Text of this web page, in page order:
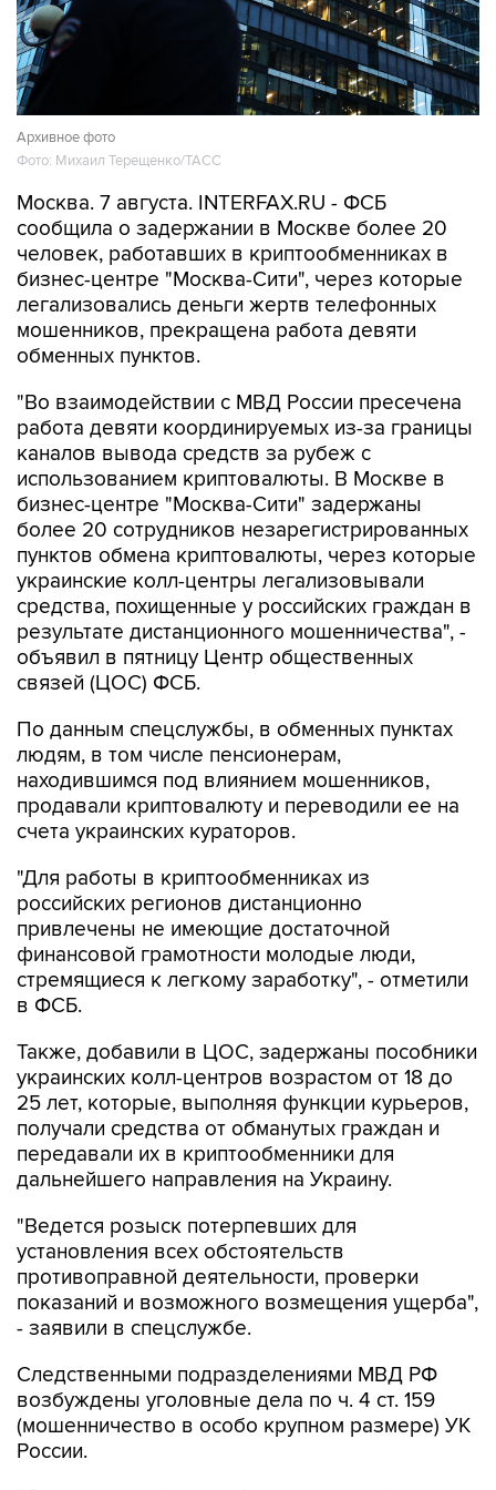
Архивное фото
Фото: Михаил Терещенко/ТАСС
Москва. 7 августа. INTERFAX.RU - ФСБ
сообщила о задержании в Москве более 20
человек, работавших в криптообменниках в
бизнес-центре "Москва-Сити", через которые
легализовались деньги жертв телефонных
мошенников, прекращена работа девяти
обменных пунктов.
"Во взаимодействии с МВД России пресечена
работа девяти координируемых из-за границы
каналов вывода средств за рубеж с
использованием криптовалюты. В Москве в
бизнес-центре "Москва-Сити" задержаны
более 20 сотрудников незарегистрированных
пунктов обмена криптовалюты, через которые
украинские колл-центры легализовывали
средства, похищенные у российских граждан в
результате дистанционного мошенничества", -
объявил в пятницу Центр общественных
связей (ЦОС) ФСБ.
По данным спецслужбы, в обменных пунктах
людям, в том числе пенсионерам,
находившимся под влиянием мошенников,
продавали криптовалюту и переводили ее на
счета украинских кураторов.
"Для работы в криптообменниках из
российских регионов дистанционно
привлечены не имеющие достаточной
финансовой грамотности молодые люди,
стремящиеся к легкому заработку", - отметили
в ФСБ.
Также, добавили в ЦОС, задержаны пособники
украинских колл-центров возрастом от 18 до
25 лет, которые, выполняя функции курьеров,
получали средства от обманутых граждан и
передавали их в криптообменники для
дальнейшего направления на Украину.
"Ведется розыск потерпевших для
установления всех обстоятельств
противоправной деятельности, проверки
показаний и возможного возмещения ущерба",
- заявили в спецслужбе.
Следственными подразделениями МВД РФ
возбуждены уголовные дела по ч. 4 ст. 159
(мошенничество в особо крупном размере) УК
России.